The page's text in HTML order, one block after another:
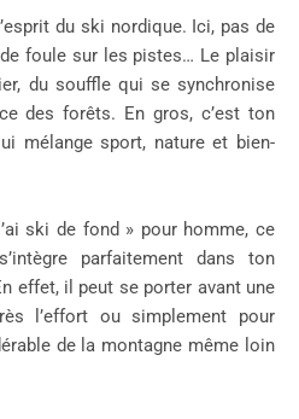
du ski nordique. Ici, pas de
foule sur les pistes… Le plaisir
du souffle qui se synchronise
des forêts. En gros, c’est ton
mélange sport, nature et bien-
ski de fond » pour homme, ce
parfaitement dans ton
effet, il peut se porter avant une
l’effort ou simplement pour
de la montagne même loin